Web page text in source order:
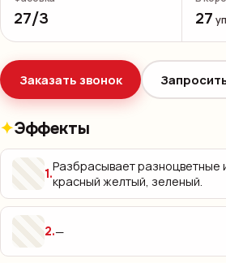
27/3 27
Заказать звонок
Эффекты
1.Разбрасывает разноцветные
красный желтый, зеленый.
2.—